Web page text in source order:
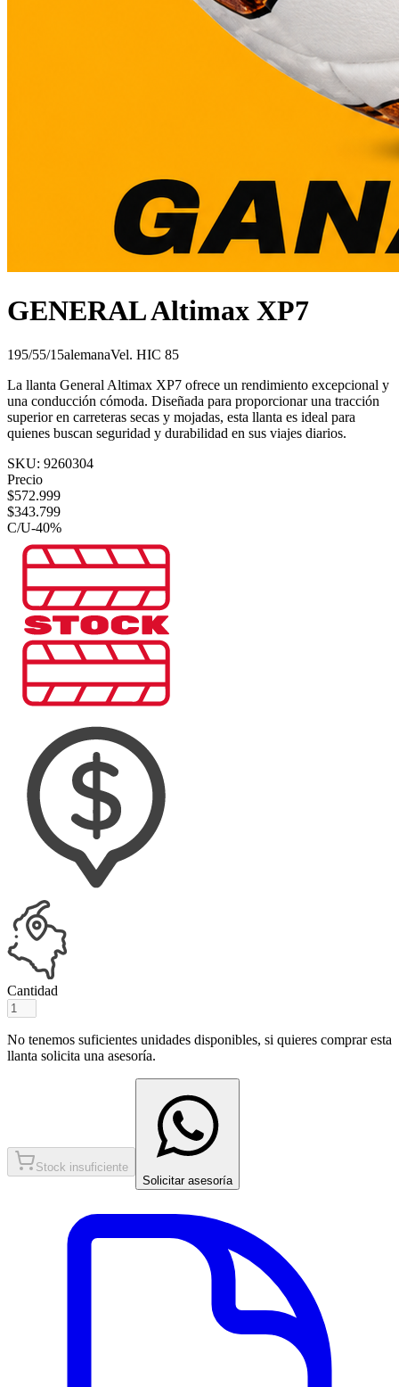
GENERAL Altimax XP7
195/55/15alemanaVel. HIC 85
La llanta General Altimax XP7 ofrece un rendimiento excepcional y
una conducción cómoda. Diseñada para proporcionar una tracción
superior en carreteras secas y mojadas, esta llanta es ideal para
quienes buscan seguridad y durabilidad en sus viajes diarios.
SKU: 9260304
Precio
$572.999
$343.799
C/U-40%
Cantidad
No tenemos suficientes unidades disponibles, si quieres comprar esta
llanta solicita una asesoría.
Stock insuficiente
Solicitar asesoría